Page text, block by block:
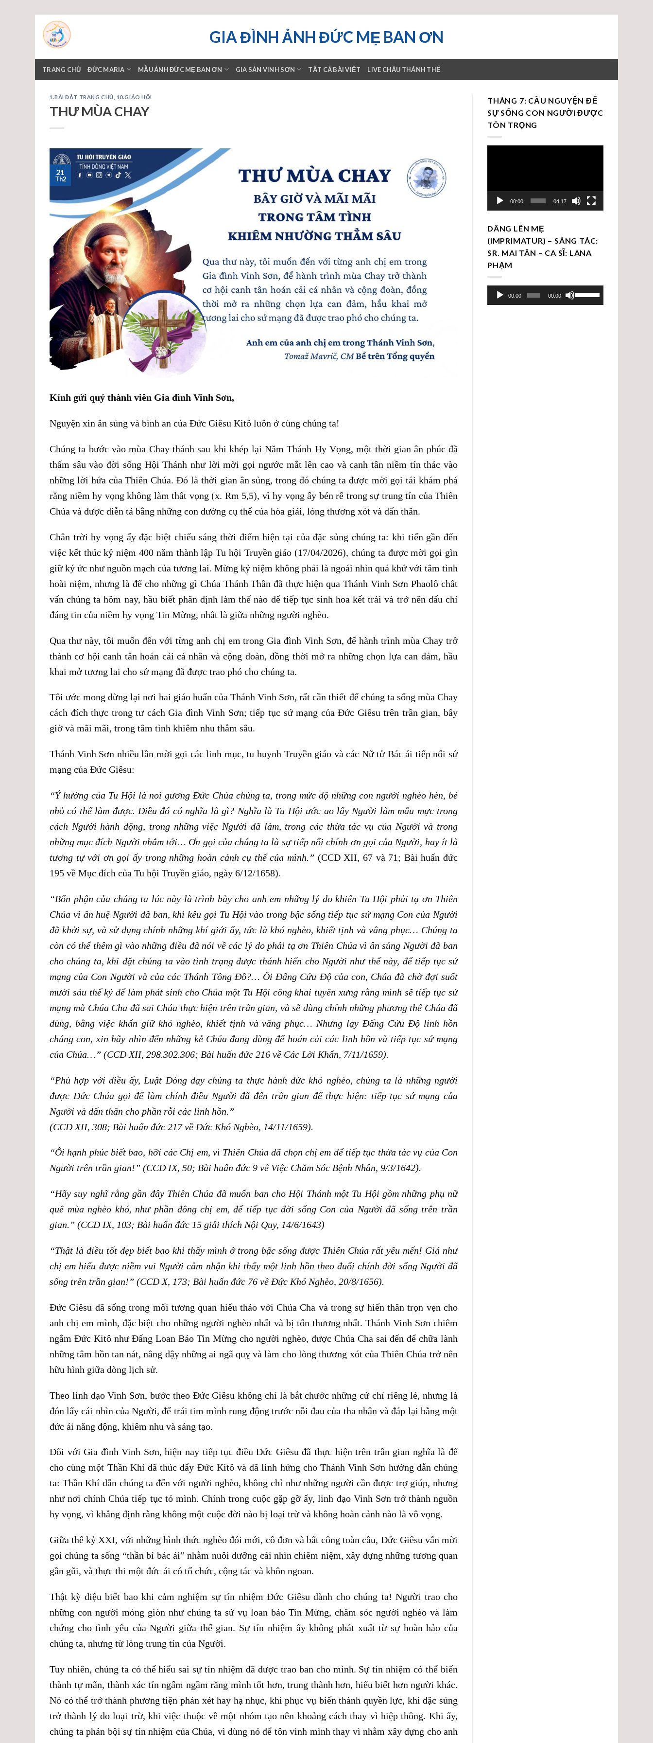
content
GIA ĐÌNH ẢNH ĐỨC MẸ BAN ƠN
TRANG CHỦ ĐỨC MARIA MẪU ẢNH ĐỨC MẸ BAN ƠN GIA SẢN VINH SƠN TẤT CẢ BÀI VIẾT LIVE CHẦU THÁNH THỂ
1.BÀI ĐẶT TRANG CHỦ 10.GIÁO HỘI
THƯ MÙA CHAY
21
Th2
Kính gửi quý thành viên Gia đình Vinh Sơn,
Nguyện xin ân sủng và bình an của Đức Giêsu Kitô luôn ở cùng chúng ta!
Chúng ta bước vào mùa Chay thánh sau khi khép lại Năm Thánh Hy Vọng, một thời gian ân phúc đã
thấm sâu vào đời sống Hội Thánh như lời mời gọi ngước mắt lên cao và canh tân niềm tín thác vào
những lời hứa của Thiên Chúa. Đó là thời gian ân sủng, trong đó chúng ta được mời gọi tái khám phá
rằng niềm hy vọng không làm thất vọng (x. Rm 5,5), vì hy vọng ấy bén rễ trong sự trung tín của Thiên
Chúa và được diễn tả bằng những con đường cụ thể của hòa giải, lòng thương xót và dấn thân.
Chân trời hy vọng ấy đặc biệt chiếu sáng thời điểm hiện tại của đặc sủng chúng ta: khi tiến gần đến
việc kết thúc kỷ niệm 400 năm thành lập Tu hội Truyền giáo (17/04/2026), chúng ta được mời gọi gìn
giữ ký ức như nguồn mạch của tương lai. Mừng kỷ niệm không phải là ngoái nhìn quá khứ với tâm tình
hoài niệm, nhưng là để cho những gì Chúa Thánh Thần đã thực hiện qua Thánh Vinh Sơn Phaolô chất
vấn chúng ta hôm nay, hầu biết phân định làm thế nào để tiếp tục sinh hoa kết trái và trở nên dấu chỉ
đáng tin của niềm hy vọng Tin Mừng, nhất là giữa những người nghèo.
Qua thư này, tôi muốn đến với từng anh chị em trong Gia đình Vinh Sơn, để hành trình mùa Chay trở
thành cơ hội canh tân hoán cải cá nhân và cộng đoàn, đồng thời mở ra những chọn lựa can đảm, hầu
khai mở tương lai cho sứ mạng đã được trao phó cho chúng ta.
Tôi ước mong dừng lại nơi hai giáo huấn của Thánh Vinh Sơn, rất cần thiết để chúng ta sống mùa Chay
cách đích thực trong tư cách Gia đình Vinh Sơn; tiếp tục sứ mạng của Đức Giêsu trên trần gian, bây
giờ và mãi mãi, trong tâm tình khiêm nhu thẳm sâu.
Thánh Vinh Sơn nhiều lần mời gọi các linh mục, tu huynh Truyền giáo và các Nữ tử Bác ái tiếp nối sứ
mạng của Đức Giêsu:
“Ý hướng của Tu Hội là noi gương Đức Chúa chúng ta, trong mức độ những con người nghèo hèn, bé
nhỏ có thể làm được. Điều đó có nghĩa là gì? Nghĩa là Tu Hội ước ao lấy Người làm mẫu mực trong
cách Người hành động, trong những việc Người đã làm, trong các thừa tác vụ của Người và trong
những mục đích Người nhắm tới… Ơn gọi của chúng ta là sự tiếp nối chính ơn gọi của Người, hay ít là
tương tự với ơn gọi ấy trong những hoàn cảnh cụ thể của mình.” (CCD XII, 67 và 71; Bài huấn đức
195 về Mục đích của Tu hội Truyền giáo, ngày 6/12/1658).
“Bổn phận của chúng ta lúc này là trình bày cho anh em những lý do khiến Tu Hội phải tạ ơn Thiên
Chúa vì ân huệ Người đã ban, khi kêu gọi Tu Hội vào trong bậc sống tiếp tục sứ mạng Con của Người
đã khởi sự, và sử dụng chính những khí giới ấy, tức là khó nghèo, khiết tịnh và vâng phục… Chúng ta
còn có thể thêm gì vào những điều đã nói về các lý do phải tạ ơn Thiên Chúa vì ân sủng Người đã ban
cho chúng ta, khi đặt chúng ta vào tình trạng được thánh hiến cho Người như thế này, để tiếp tục sứ
mạng của Con Người và của các Thánh Tông Đồ?… Ôi Đấng Cứu Độ của con, Chúa đã chờ đợi suốt
mười sáu thế kỷ để làm phát sinh cho Chúa một Tu Hội công khai tuyên xưng rằng mình sẽ tiếp tục sứ
mạng mà Chúa Cha đã sai Chúa thực hiện trên trần gian, và sẽ dùng chính những phương thế Chúa đã
dùng, bằng việc khấn giữ khó nghèo, khiết tịnh và vâng phục… Nhưng lạy Đấng Cứu Độ linh hồn
chúng con, xin hãy nhìn đến những kẻ Chúa đang dùng để hoán cải các linh hồn và tiếp tục sứ mạng
của Chúa…” (CCD XII, 298.302.306; Bài huấn đức 216 về Các Lời Khấn, 7/11/1659).
“Phù hợp với điều ấy, Luật Dòng dạy chúng ta thực hành đức khó nghèo, chúng ta là những người
được Đức Chúa gọi để làm chính điều Người đã đến trần gian để thực hiện: tiếp tục sứ mạng của
Người và dấn thân cho phần rỗi các linh hồn.”
(CCD XII, 308; Bài huấn đức 217 về Đức Khó Nghèo, 14/11/1659).
“Ôi hạnh phúc biết bao, hỡi các Chị em, vì Thiên Chúa đã chọn chị em để tiếp tục thừa tác vụ của Con
Người trên trần gian!” (CCD IX, 50; Bài huấn đức 9 về Việc Chăm Sóc Bệnh Nhân, 9/3/1642).
“Hãy suy nghĩ rằng gần đây Thiên Chúa đã muốn ban cho Hội Thánh một Tu Hội gồm những phụ nữ
quê mùa nghèo khó, như phần đông chị em, để tiếp tục đời sống Con của Người đã sống trên trần
gian.” (CCD IX, 103; Bài huấn đức 15 giải thích Nội Quy, 14/6/1643)
“Thật là điều tốt đẹp biết bao khi thấy mình ở trong bậc sống được Thiên Chúa rất yêu mến! Giá như
chị em hiểu được niềm vui Người cảm nhận khi thấy một linh hồn theo đuổi chính đời sống Người đã
sống trên trần gian!” (CCD X, 173; Bài huấn đức 76 về Đức Khó Nghèo, 20/8/1656).
Đức Giêsu đã sống trong mối tương quan hiếu thảo với Chúa Cha và trong sự hiến thân trọn vẹn cho
anh chị em mình, đặc biệt cho những người nghèo nhất và bị tổn thương nhất. Thánh Vinh Sơn chiêm
ngắm Đức Kitô như Đấng Loan Báo Tin Mừng cho người nghèo, được Chúa Cha sai đến để chữa lành
những tâm hồn tan nát, nâng dậy những ai ngã quỵ và làm cho lòng thương xót của Thiên Chúa trở nên
hữu hình giữa dòng lịch sử.
Theo linh đạo Vinh Sơn, bước theo Đức Giêsu không chỉ là bắt chước những cử chỉ riêng lẻ, nhưng là
đón lấy cái nhìn của Người, để trái tim mình rung động trước nỗi đau của tha nhân và đáp lại bằng một
đức ái năng động, khiêm nhu và sáng tạo.
Đối với Gia đình Vinh Sơn, hiện nay tiếp tục điều Đức Giêsu đã thực hiện trên trần gian nghĩa là để
cho cùng một Thần Khí đã thúc đẩy Đức Kitô và đã linh hứng cho Thánh Vinh Sơn hướng dẫn chúng
ta: Thần Khí dẫn chúng ta đến với người nghèo, không chỉ như những người cần được trợ giúp, nhưng
như nơi chính Chúa tiếp tục tỏ mình. Chính trong cuộc gặp gỡ ấy, linh đạo Vinh Sơn trở thành nguồn
hy vọng, vì khẳng định rằng không một cuộc đời nào bị loại trừ và không hoàn cảnh nào là vô vọng.
Giữa thế kỷ XXI, với những hình thức nghèo đói mới, cô đơn và bất công toàn cầu, Đức Giêsu vẫn mời
gọi chúng ta sống “thần bí bác ái” nhằm nuôi dưỡng cái nhìn chiêm niệm, xây dựng những tương quan
gần gũi, và thực thi một đức ái có tổ chức, cộng tác và khôn ngoan.
Thật kỳ diệu biết bao khi cảm nghiệm sự tín nhiệm Đức Giêsu dành cho chúng ta! Người trao cho
những con người mỏng giòn như chúng ta sứ vụ loan báo Tin Mừng, chăm sóc người nghèo và làm
chứng cho tình yêu của Người giữa thế gian. Sự tín nhiệm ấy không phát xuất từ sự hoàn hảo của
chúng ta, nhưng từ lòng trung tín của Người.
Tuy nhiên, chúng ta có thể hiểu sai sự tín nhiệm đã được trao ban cho mình. Sự tín nhiệm có thể biến
thành tự mãn, thành xác tín ngấm ngầm rằng mình tốt hơn, trung thành hơn, hiểu biết hơn người khác.
Nó có thể trở thành phương tiện phán xét hay hạ nhục, khi phục vụ biến thành quyền lực, khi đặc sủng
trở thành lý do loại trừ, khi việc thuộc về một nhóm tạo nên khoảng cách thay vì hiệp thông. Khi ấy,
chúng ta phản bội sự tín nhiệm của Chúa, vì dùng nó để tôn vinh mình thay vì nhằm xây dựng cho anh
THÁNG 7: CẦU NGUYỆN ĐỂ
SỰ SỐNG CON NGƯỜI ĐƯỢC
TÔN TRỌNG
00:00 04:17
DÂNG LÊN MẸ
(IMPRIMATUR) – SÁNG TÁC:
SR. MAI TÂN – CA SĨ: LANA
PHẠM
Trình
chơi
00:00 00:00
dụng